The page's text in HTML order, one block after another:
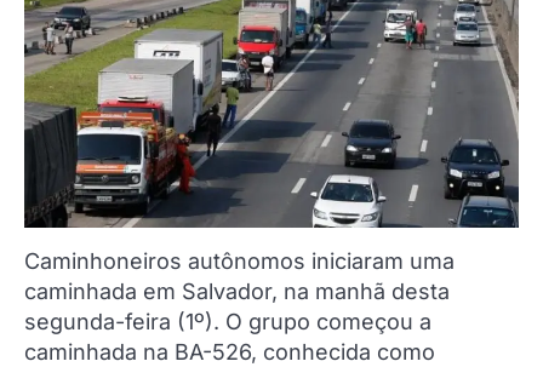
Caminhoneiros autônomos iniciaram uma
caminhada em Salvador, na manhã desta
segunda-feira (1º). O grupo começou a
caminhada na BA-526, conhecida como